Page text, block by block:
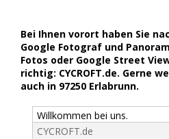
Bei Ihnen vorort haben Sie
Google Fotograf und
Fotos oder Google Street
richtig: CYCROFT.de. Gerne
auch in 97250 Erlabrunn.
Willkommen bei uns.
CYCROFT.de